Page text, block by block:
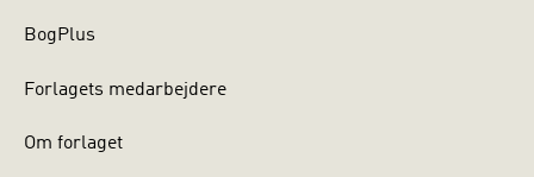
BogPlus
Forlagets medarbejdere
Om forlaget